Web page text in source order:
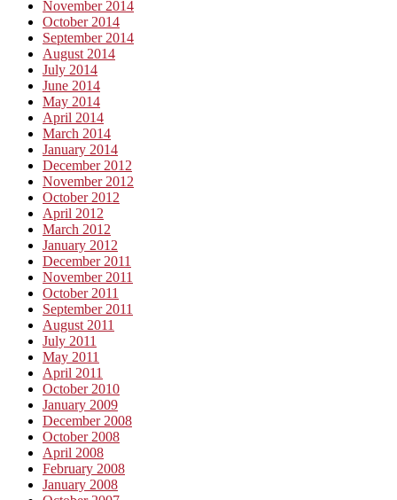
November 2014
October 2014
September 2014
August 2014
July 2014
June 2014
May 2014
April 2014
March 2014
January 2014
December 2012
November 2012
October 2012
April 2012
March 2012
January 2012
December 2011
November 2011
October 2011
September 2011
August 2011
July 2011
May 2011
April 2011
October 2010
January 2009
December 2008
October 2008
April 2008
February 2008
January 2008